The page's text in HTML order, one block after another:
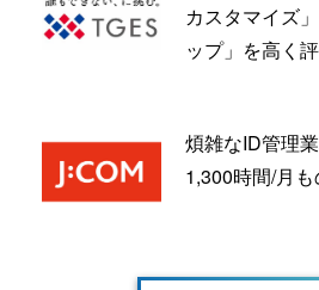
カスタマイズ
ップ」を高く
煩雑なID管理
1,300時間/月